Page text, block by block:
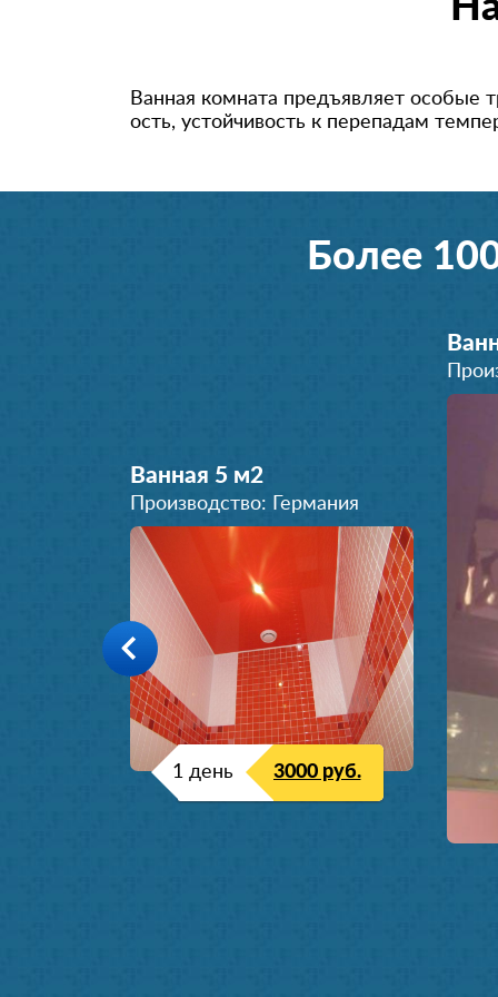
Ванная комната предъявляет
ость, устойчивость к перепадам
Более
Ванная 5 м2
Производство: Германия
1 день 3000 руб.